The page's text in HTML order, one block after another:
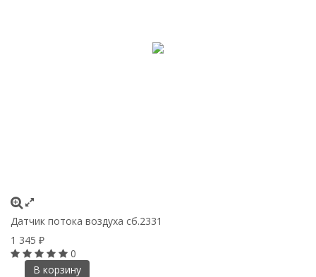
Датчик потока воздуха сб.2331
1 345 ₽
0
В корзину